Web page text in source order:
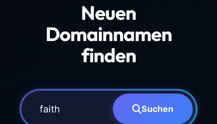
Neuen
Domainnamen
finden
Suchen